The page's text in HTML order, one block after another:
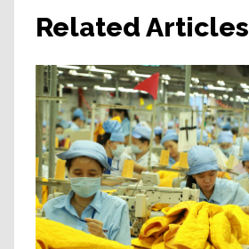
Related Articles